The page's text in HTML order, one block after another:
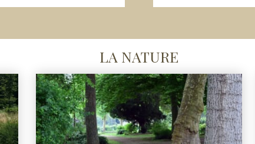
LA NATURE